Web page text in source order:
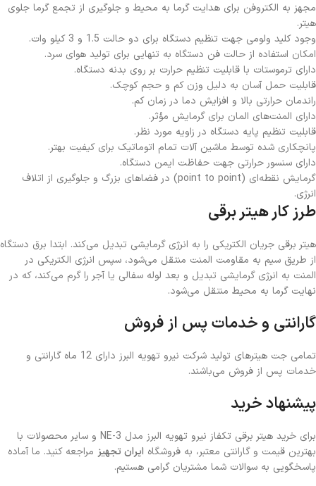
مجهز به الکتروفن برای هدایت گرما به محیط و جلوگیری از تجمع گرما جلوی
هیتر.
وجود کلید ولومی جهت تنظیم دستگاه برای دو حالت 1.5 و 3 کیلو وات.
امکان استفاده از حالت فن دستگاه به تنهایی برای تولید هوای سرد.
دارای ترموستات با قابلیت تنظیم حرارت بر روی بدنه دستگاه.
قابلیت حمل آسان به دلیل وزن کم و حجم کوچک.
راندمان حرارتی بالا و افزایش دما در زمان کم.
دارای المنت‌های المان برای گرمایش مؤثر.
قابلیت تنظیم پایه دستگاه در زاویه مورد نظر.
پانچکاری شده توسط ماشین آلات تمام اتوماتیک برای کیفیت بهتر.
دارای سنسور حرارتی جهت حفاظت ایمن دستگاه.
گرمایش نقطه‌ای (point to point) در فضاهای بزرگ و جلوگیری از اتلاف
انرژی.
طرز کار هیتر برقی
هیتر برقی جریان الکتریکی را به انرژی گرمایشی تبدیل می‌کند. ابتدا برق دستگاه
از طریق سیم به مقاومت المنت منتقل می‌شود، سپس انرژی الکتریکی در
المنت به انرژی گرمایشی تبدیل و بعد لوله سفالی یا آجر را گرم می‌کند، که در
نهایت گرما به محیط منتقل می‌شود.
گارانتی و خدمات پس از فروش
تمامی جت هیترهای تولید شرکت نیرو تهویه البرز دارای 12 ماه گارانتی و
خدمات پس از فروش می‌باشند.
پیشنهاد خرید
برای خرید هیتر برقی تکفاز نیرو تهویه البرز مدل NE-3 و سایر محصولات با
بهترین قیمت و گارانتی معتبر، به فروشگاه ایران تجهیز مراجعه کنید. ما آماده
پاسخگویی به سوالات شما مشتریان گرامی هستیم.